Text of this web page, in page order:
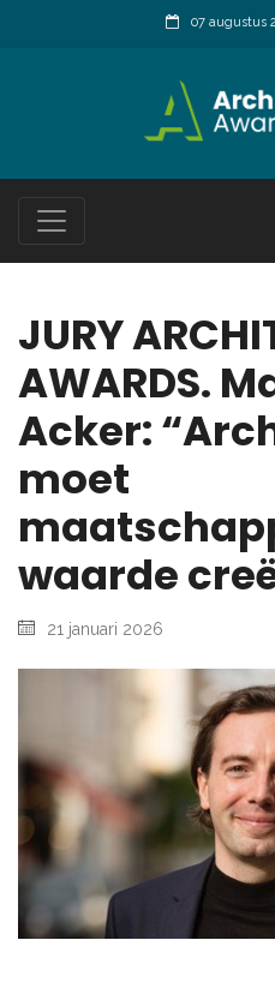
07 augustus
JURY
AWARDS.
Acker:
moet
waarde
21 januari 2026